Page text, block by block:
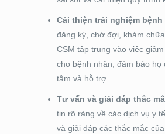
Cải thiện trải nghiệm bệnh
đăng ký, chờ đợi, khám
CSM tập trung vào việc
cho bệnh nhân, đảm bảo họ
tâm và hỗ trợ.
Tư vấn và giải đáp thắc
tin rõ ràng về các dịch vụ y
và giải đáp các thắc mắc